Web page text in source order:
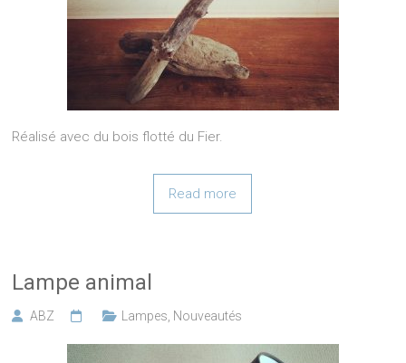
Réalisé avec du bois flotté du Fier.
Read more
Lampe animal
ABZ Lampes Nouveautés